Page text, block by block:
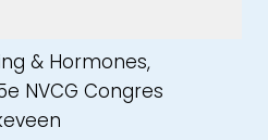
& Hormones,
NVCG Congres